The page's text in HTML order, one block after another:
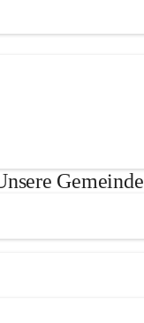
Gemeinde